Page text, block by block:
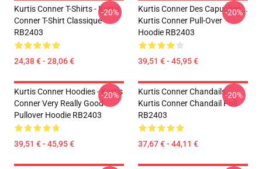
Kurtis Conner T-Shirts - Kurtis
Conner T-Shirt Classique
RB2403
24,38 € - 28,06 €
-20%
Kurtis Conner Des Capuches...
Kurtis Conner Pull-Over
Hoodie RB2403
39,51 € - 45,95 €
-20%
Kurtis Conner Hoodies - Kurtis
Conner Very Really Good
Pullover Hoodie RB2403
39,51 € - 45,95 €
-20%
Kurtis Conner Chandails -
Kurtis Conner Chandail Pull
RB2403
37,67 € - 44,11 €
-20%